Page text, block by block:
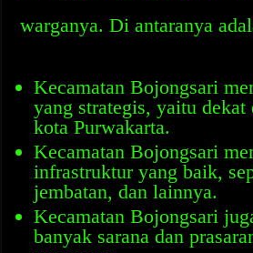
warganya. Di antaranya
Kecamatan Bojongsari
yang strategis, yaitu dekat
kota Purwakarta.
Kecamatan Bojongsari
infrastruktur yang baik,
jembatan, dan lainnya.
Kecamatan Bojongsari
banyak sarana dan